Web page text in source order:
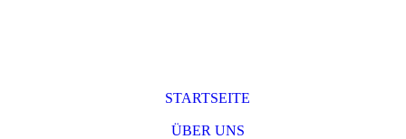
STARTSEITE
ÜBER UNS